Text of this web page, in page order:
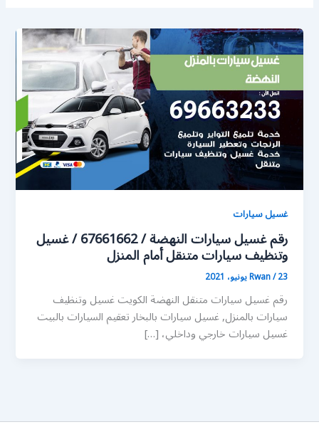
غسيل سيارات
رقم غسيل سيارات النهضة / 67661662 / غسيل
وتنظيف سيارات متنقل أمام المنزل
Rwan/23 يونيو، 2021
رقم غسيل سيارات متنقل النهضة الكويت غسيل وتنظيف
سيارات بالمنزل, غسيل سيارات بالبخار تعقيم السيارات بالبيت
غسيل سيارات خارجي وداخلي، […]